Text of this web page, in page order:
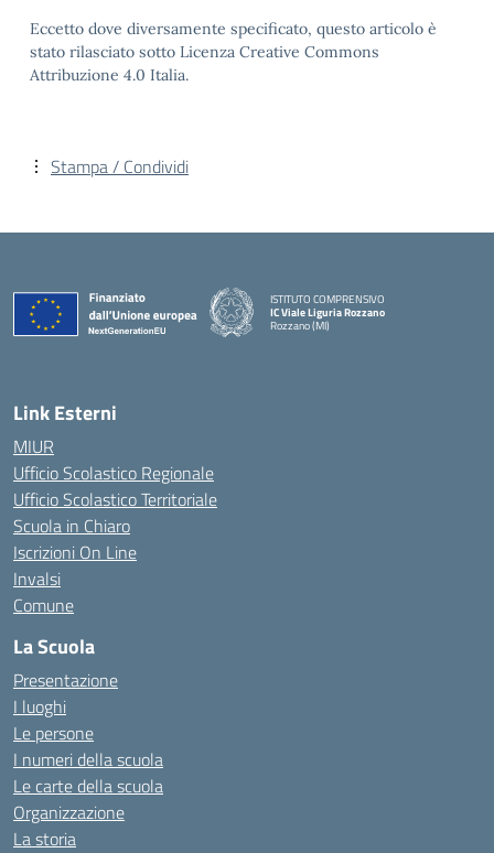
Eccetto dove diversamente specificato, questo articolo è
stato rilasciato sotto Licenza Creative Commons
Attribuzione 4.0 Italia.
Stampa / Condividi
ISTITUTO COMPRENSIVO
IC Viale Liguria Rozzano
Rozzano (MI)
Link Esterni
MIUR
Ufficio Scolastico Regionale
Ufficio Scolastico Territoriale
Scuola in Chiaro
Iscrizioni On Line
Invalsi
Comune
La Scuola
Presentazione
I luoghi
Le persone
I numeri della scuola
Le carte della scuola
Organizzazione
La storia